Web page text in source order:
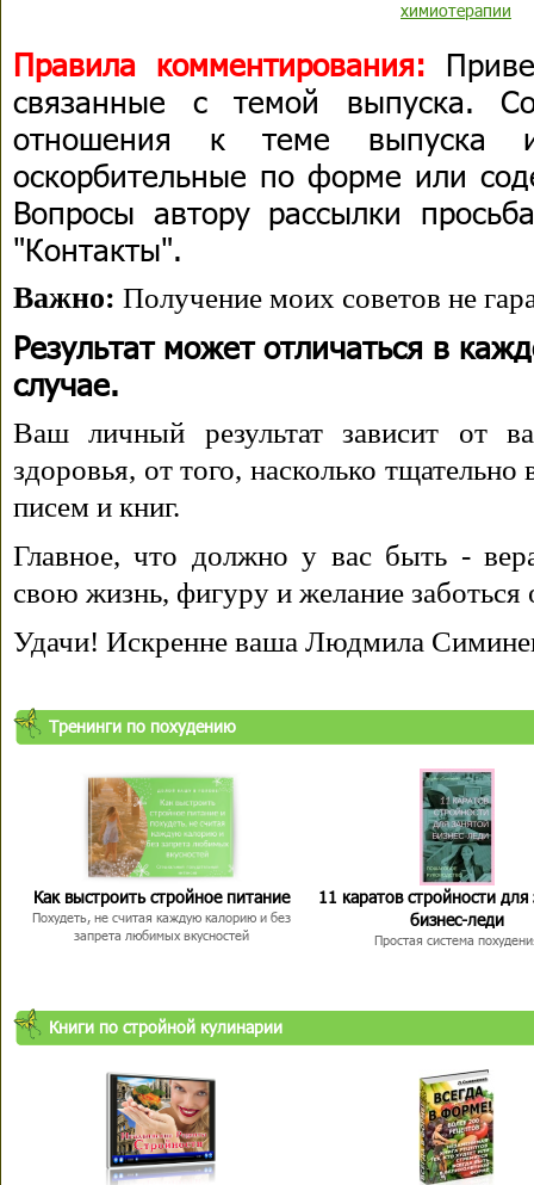
химиотерапии
Правила комментирования:
связанные с темой выпуска.
отношения к теме выпуска
оскорбительные по форме или
Вопросы автору рассылки
"Контакты".
Важно: Получение моих советов не
Результат может отличаться в
случае.
Ваш личный результат зависит от
здоровья, от того, насколько
писем и книг.
Главное, что должно у вас быть -
свою жизнь, фигуру и желание заботься
Удачи! Искренне ваша Людмила
Тренинги по похудению
Как выстроить стройное питание
Похудеть, не считая каждую калорию и без
запрета любимых вкусностей
11 каратов стройности для
бизнес-леди
Простая система
Книги по стройной кулинарии